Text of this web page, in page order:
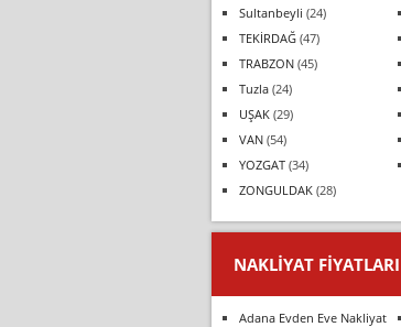
Sultanbeyli (24)
TEKİRDAĞ (47)
TRABZON (45)
Tuzla (24)
UŞAK (29)
VAN (54)
YOZGAT (34)
ZONGULDAK (28)
NAKLIYAT FIYATLARI
Adana Evden Eve Nakliyat